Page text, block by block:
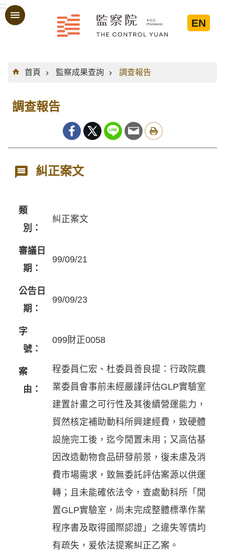
跳到主要內容區塊
:::
EN
:::
首頁
監察成果查詢 調查報告
調查報告
糾正案文
類
別：
糾正案文
審議日
期：
99/09/21
公告日
期：
99/09/23
字
號：
099財正0058
案
由：
程委員仁宏、杜委員善良提：行政院農
業委員會事前未經嚴謹評估GLP實驗室
建置計畫之可行性及其後續營運能力，
貿然核定補助動科所興建經費，致硬體
設施完工後，迄今閒置未用；又高估基
因改造動物食品研發前景，復未慮及消
費市場需求，致無委託評估案源以供運
轉；且未能確依法令，查處動科所「閒
置GLP實驗室，尚未完成整體標準作業
程序書及取得國際認證」之違失等情均
有疏失，爰依法提案糾正乙案。